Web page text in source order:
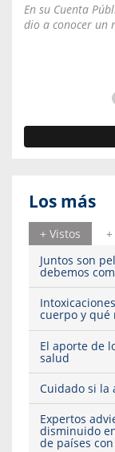
En su Cuenta
dio a conocer un
Los más
+ Vistos
Juntos son
debemos
cuerpo y qué
El aporte de
salud
Cuidado si la
Expertos
disminuido
de países